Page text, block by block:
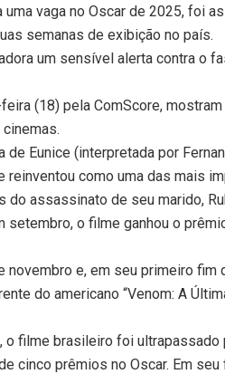
uma vaga no Oscar de 2025, foi
semanas de exibição no país.
um sensível alerta contra o
(18) pela ComScore, mostram
Eunice (interpretada por
reinventou como uma das mais
assassinato de seu marido,
setembro, o filme ganhou o
novembro e, em seu primeiro fim
do americano “Venom: A
filme brasileiro foi ultrapassado
cinco prêmios no Oscar. Em